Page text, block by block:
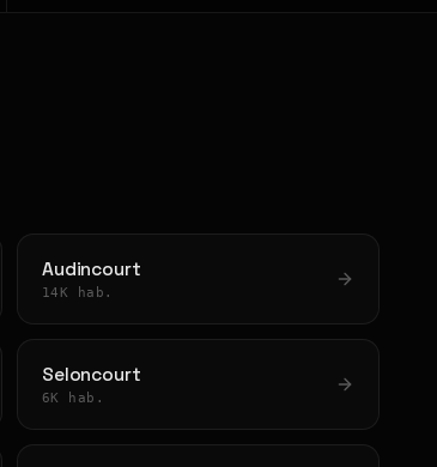
Audincourt
14K hab.
Seloncourt
6K hab.